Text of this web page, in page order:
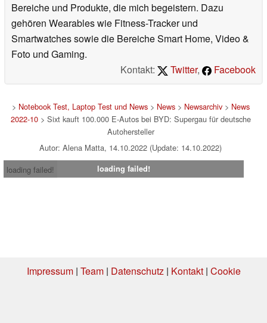
Bereiche und Produkte, die mich begeistern. Dazu
gehören Wearables wie Fitness-Tracker und
Smartwatches sowie die Bereiche Smart Home, Video &
Foto und Gaming.
Kontakt:
Twitter, Facebook
> Notebook Test, Laptop Test und News> News> Newsarchiv> News
2022-10> Sixt kauft 100.000 E-Autos bei BYD: Supergau für deutsche
Autohersteller
Autor: Alena Matta, 14.10.2022 (Update: 14.10.2022)
loading failed!
loading failed!
Impressum| Team| Datenschutz| Kontakt| Cookie